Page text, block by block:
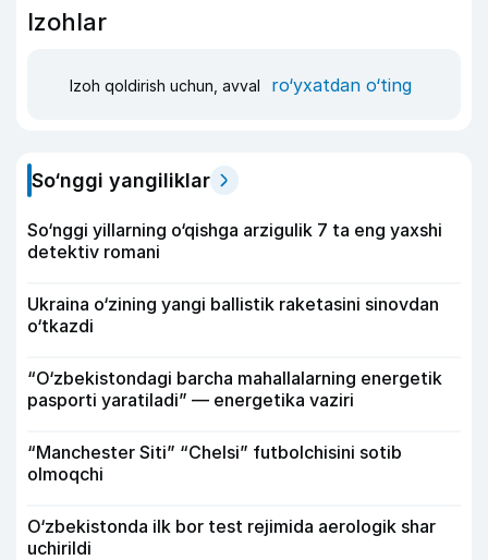
Izohlar
Izoh qoldirish uchun, avval ro‘yxatdan o‘ting
So‘nggi yangiliklar
So‘nggi yillarning o‘qishga arzigulik 7 ta eng yaxshi
detektiv romani
Ukraina o‘zining yangi ballistik raketasini sinovdan
o‘tkazdi
“O‘zbekistondagi barcha mahallalarning energetik
pasporti yaratiladi” — energetika vaziri
“Manchester Siti” “Chelsi” futbolchisini sotib
olmoqchi
O‘zbekistonda ilk bor test rejimida aerologik shar
uchirildi